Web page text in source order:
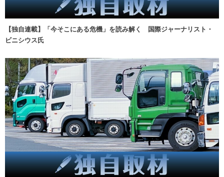
【独自連載】「今そこにある危機」を読み解く 国際ジャーナリスト・
ビニシウス氏